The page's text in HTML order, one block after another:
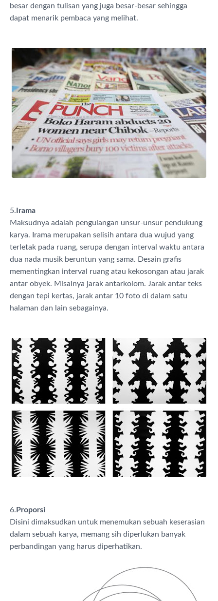
besar dengan tulisan yang juga besar-besar sehingga
dapat menarik pembaca yang melihat.
5. Irama
Maksudnya adalah pengulangan unsur-unsur pendukung
karya. Irama merupakan selisih antara dua wujud yang
terletak pada ruang, serupa dengan interval waktu antara
dua nada musik beruntun yang sama. Desain grafis
mementingkan interval ruang atau kekosongan atau jarak
antar obyek. Misalnya jarak antarkolom. Jarak antar teks
dengan tepi kertas, jarak antar 10 foto di dalam satu
halaman dan lain sebagainya.
6. Proporsi
Disini dimaksudkan untuk menemukan sebuah keserasian
dalam sebuah karya, memang sih diperlukan banyak
perbandingan yang harus diperhatikan.